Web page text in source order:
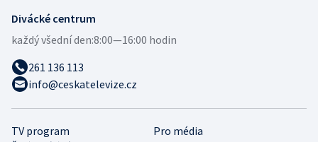
Divácké centrum
každý všední den:8:00—16:00 hodin
261 136 113
info@ceskatelevize.cz
TV program
Pro média